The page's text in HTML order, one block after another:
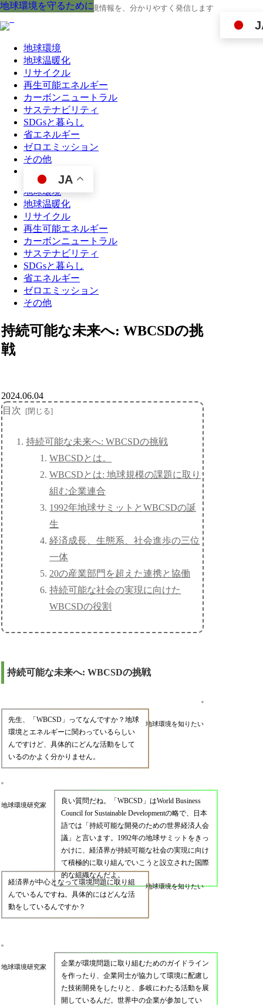
地球の今と未来に役立つ環境情報を、分かりやすく発信します
地球環境
地球温暖化
リサイクル
再生可能エネルギー
カーボンニュートラル
サステナビリティ
SDGsと暮らし
省エネルギー
ゼロエミッション
その他
JA
地球環境
地球温暖化
リサイクル
再生可能エネルギー
カーボンニュートラル
サステナビリティ
SDGsと暮らし
省エネルギー
ゼロエミッション
その他
持続可能な未来へ: WBCSDの挑
戦
地球環境を守るために
2024.06.04
目次
持続可能な未来へ: WBCSDの挑戦
WBCSDとは。
WBCSDとは: 地球規模の課題に取り
組む企業連合
1992年地球サミットとWBCSDの誕
生
経済成長、生態系、社会進歩の三位
一体
20の産業部門を超えた連携と協働
持続可能な社会の実現に向けた
WBCSDの役割
持続可能な未来へ: WBCSDの挑戦
地球環境を知りたい
先生、「WBCSD」ってなんですか？地球
環境とエネルギーに関わっているらしい
んですけど、具体的にどんな活動をして
いるのかよく分かりません。
地球環境研究家
良い質問だね。「WBCSD」はWorld Business
Council for Sustainable Developmentの略で、日本
語では「持続可能な開発のための世界経済人会
議」と言います。1992年の地球サミットをきっ
かけに、経済界が持続可能な社会の実現に向け
て積極的に取り組んでいこうと設立された国際
的な組織なんだよ。
地球環境を知りたい
経済界が中心となって環境問題に取り組
んでいるんですね。具体的にはどんな活
動をしているんですか？
地球環境研究家
企業が環境問題に取り組むためのガイドライン
を作ったり、企業同士が協力して環境に配慮し
た技術開発をしたりと、多岐にわたる活動を展
開しているんだ。世界中の企業が参加してい
地球環境を守るために
地球環境を守るために
地球環境を守るために
地球環境を守るために
地球環境を守るために
地球環境を守るために
地球環境を守るために
地球環境を守るために